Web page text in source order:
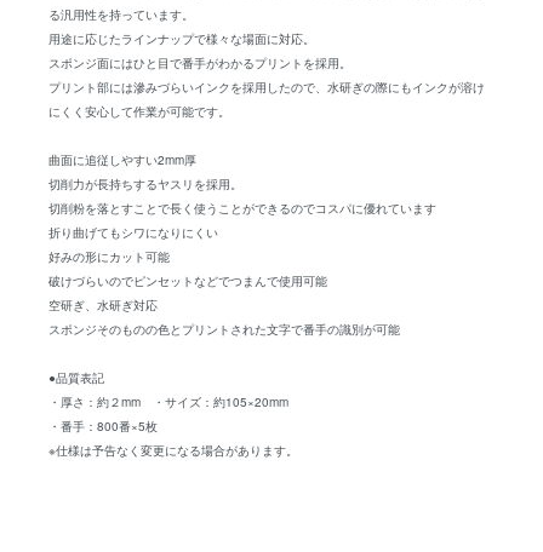
る汎用性を持っています。
用途に応じたラインナップで様々な場面に対応。
スポンジ面にはひと目で番手がわかるプリントを採用。
プリント部には滲みづらいインクを採用したので、水研ぎの際にもインクが溶け
にくく安心して作業が可能です。
曲面に追従しやすい2mm厚
切削力が長持ちするヤスリを採用。
切削粉を落とすことで長く使うことができるのでコスパに優れています
折り曲げてもシワになりにくい
好みの形にカット可能
破けづらいのでピンセットなどでつまんで使用可能
空研ぎ、水研ぎ対応
スポンジそのものの色とプリントされた文字で番手の識別が可能
●品質表記
・厚さ：約２mm ・サイズ：約105×20mm
・番手：800番×5枚
※仕様は予告なく変更になる場合があります。